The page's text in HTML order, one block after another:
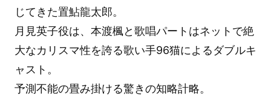
じてきた置鮎龍太郎。
月見英子役は、本渡楓と歌唱パートはネットで絶
大なカリスマ性を誇る歌い手96猫によるダブルキ
ャスト。
予測不能の畳み掛ける驚きの知略計略。